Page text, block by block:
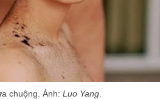
chuộng. Ảnh: Luo Yang